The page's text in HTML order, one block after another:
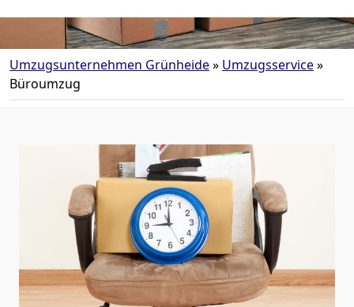
Umzugsunternehmen Grünheide» Umzugsservice»
Büroumzug